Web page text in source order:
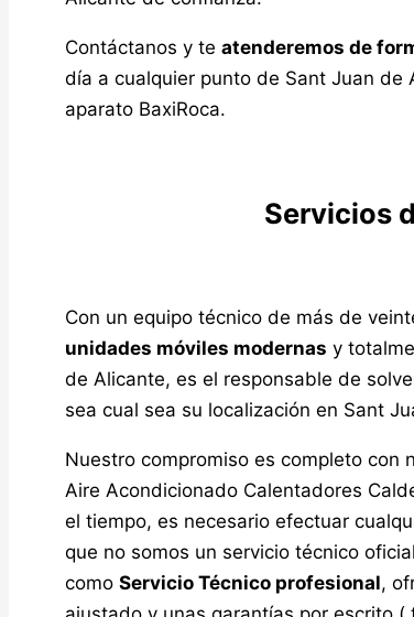
Contáctanos y te atenderemos de
día a cualquier punto de Sant Juan de
aparato BaxiRoca.
Servicios
Con un equipo técnico de más de
unidades móviles modernas y
de Alicante, es el responsable de
sea cual sea su localización en Sant
Nuestro compromiso es completo con
Aire Acondicionado Calentadores
el tiempo, es necesario efectuar
que no somos un servicio técnico
como Servicio Técnico profesional,